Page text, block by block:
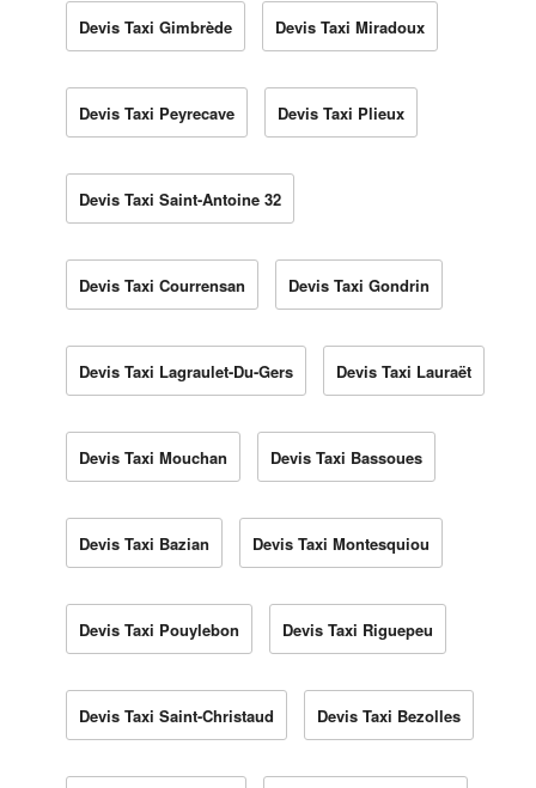
Devis Taxi Gimbrède Devis Taxi Miradoux
Devis Taxi Peyrecave Devis Taxi Plieux
Devis Taxi Saint-Antoine 32
Devis Taxi Courrensan Devis Taxi Gondrin
Devis Taxi Lagraulet-Du-Gers Devis Taxi Lauraët
Devis Taxi Mouchan Devis Taxi Bassoues
Devis Taxi Bazian Devis Taxi Montesquiou
Devis Taxi Pouylebon Devis Taxi Riguepeu
Devis Taxi Saint-Christaud Devis Taxi Bezolles